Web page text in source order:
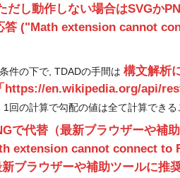
だし動作しない場合はSVGか
("Math extension cannot
件の下で, TDADの手間は構文解析
https://en.wikipedia.org/api/
1回の計算で勾配の値は全て計算できる
で代替（最新ブラウザーや補
extension cannot connect
ブラウザーや補助ツールに推